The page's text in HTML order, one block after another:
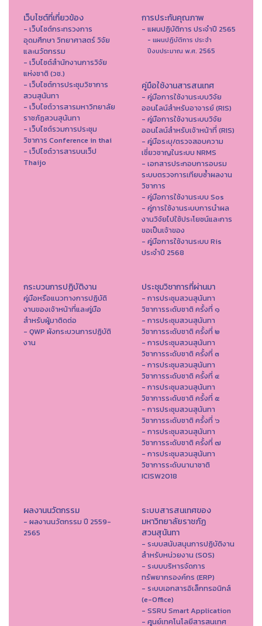
เว็บไซต์ที่เกี่ยวข้อง
- เว็บไซต์กระทรวงการ
อุดมศึกษา วิทยาศาสตร์ วิจัย
และนวัตกรรม
- เว็บไซต์สำนักงานการวิจัย
แห่งชาติ (วช.)
- เว็บไซต์การประชุมวิชาการ
สวนสุนันทา
- เว็บไซต์วารสารมหาวิทยาลัย
ราชภัฏสวนสุนันทา
- เว็บไซต์รวมการประชุม
วิชาการ Conference in thai
- เว็ปไซต์วารสารบนเว็ป
Thaijo
การประกันคุณภาพ
- แผนปฏิบัติการ ประจำปี 2565
- แผนปฏิบัติการ ประจำ
ปีงบประมาณ พ.ศ. 2565
คู่มือใช้งานสารสนเทศ
- คู่มือการใช้งานระบบวิจัย
ออนไลน์สำหรับอาจารย์ (RIS)
- คู่มือการใช้งานระบบวิจัย
ออนไลน์สำหรับเจ้าหน้าที่ (RIS)
- คู่มือระบุ/ตรวจสอบความ
เชี่ยวชาญในระบบ NRMS
- เอกสารประกอบการอบรม
ระบบตรวจการเทียบซ้ำผลงาน
วิชาการ
- คู่มือการใช้งานระบบ Sos
- คู่การใช้งานระบบการนำผล
งานวิจัยไปใช้ประโยชน์และการ
ขอเป็นเจ้าของ
- คู่มือการใช้งานระบบ Ris
ประจำปี 2568
กระบวนการปฏิบัติงาน
คู่มือหรือแนวทางการปฏิบัติ
งานของเจ้าหน้าที่และคู่มือ
สำหรับผู้มาติดต่อ
- QWP ผังกระบวนการปฏิบัติ
งาน
ประชุมวิชาการที่ผ่านมา
- การประชุมสวนสุนันทา
วิชาการระดับชาติ ครั้งที่ ๑
- การประชุมสวนสุนันทา
วิชาการระดับชาติ ครั้งที่ ๒
- การประชุมสวนสุนันทา
วิชาการระดับชาติ ครั้งที่ ๓
- การประชุมสวนสุนันทา
วิชาการระดับชาติ ครั้งที่ ๔
- การประชุมสวนสุนันทา
วิชาการระดับชาติ ครั้งที่ ๕
- การประชุมสวนสุนันทา
วิชาการระดับชาติ ครั้งที่ ๖
- การประชุมสวนสุนันทา
วิชาการระดับชาติ ครั้งที่ ๗
- การประชุมสวนสุนันทา
วิชาการระดับนานาชาติ
ICISW2018
ผลงานนวัตกรรม
- ผลงานนวัตกรรม ปี 2559-
2565
ระบบสารสนเทศของ
มหาวิทยาลัยราชภัฏ
สวนสุนันทา
- ระบบสนับสนุนการปฏิบัติงาน
สำหรับหน่วยงาน (SOS)
- ระบบบริหารจัดการ
ทรัพยากรองค์กร (ERP)
- ระบบเอกสารอิเล็กทรอนิกส์
(e-Office)
- SSRU Smart Application
- ศูนย์เทคโนโลยีสารสนเทศ